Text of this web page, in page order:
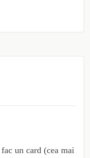
un card (cea mai